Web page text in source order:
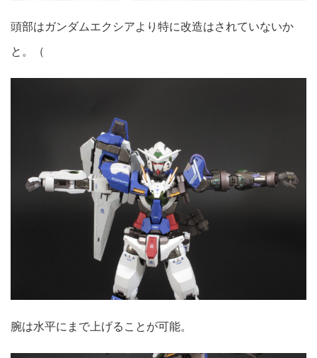
頭部はガンダムエクシアより特に改造はされていないか
と。（
腕は水平にまで上げることが可能。